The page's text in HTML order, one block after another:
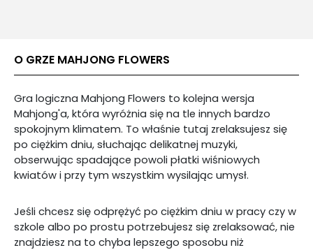
O GRZE MAHJONG FLOWERS
Gra logiczna Mahjong Flowers to kolejna wersja
Mahjong'a, która wyróżnia się na tle innych bardzo
spokojnym klimatem. To właśnie tutaj zrelaksujesz się
po ciężkim dniu, słuchając delikatnej muzyki,
obserwując spadające powoli płatki wiśniowych
kwiatów i przy tym wszystkim wysilając umysł.
Jeśli chcesz się odprężyć po ciężkim dniu w pracy czy w
szkole albo po prostu potrzebujesz się zrelaksować, nie
znajdziesz na to chyba lepszego sposobu niż